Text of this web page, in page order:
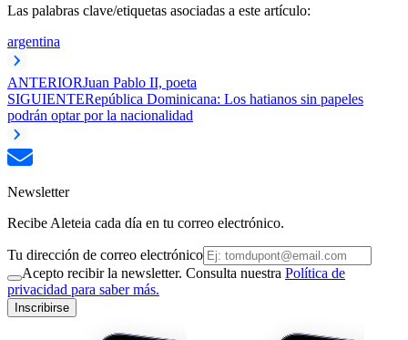
Las palabras clave/etiquetas asociadas a este artículo:
argentina
ANTERIORJuan Pablo II, poeta
SIGUIENTERepública Dominicana: Los hatianos sin papeles
podrán optar por la nacionalidad
Newsletter
Recibe Aleteia cada día en tu correo electrónico.
Tu dirección de correo electrónico
Acepto recibir la newsletter. Consulta nuestra Política de
privacidad para saber más.
Inscribirse